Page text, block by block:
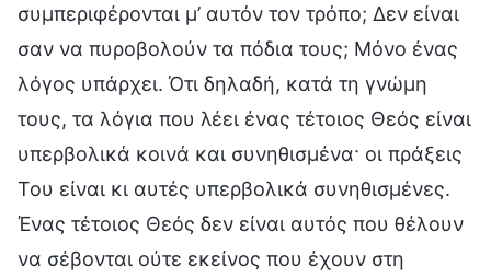
συμπεριφέρονται μ’ αυτόν τον τρόπο; Δεν είναι
σαν να πυροβολούν τα πόδια τους; Μόνο ένας
λόγος υπάρχει. Ότι δηλαδή, κατά τη γνώμη
τους, τα λόγια που λέει ένας τέτοιος Θεός είναι
υπερβολικά κοινά και συνηθισμένα· οι πράξεις
Του είναι κι αυτές υπερβολικά συνηθισμένες.
Ένας τέτοιος Θεός δεν είναι αυτός που θέλουν
να σέβονται ούτε εκείνος που έχουν στη